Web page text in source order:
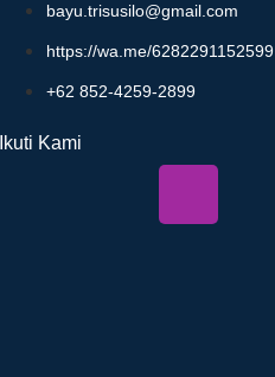
bayu.trisusilo@gmail.com
https://wa.me/6282291152599
+62 852-4259-2899
Ikuti Kami